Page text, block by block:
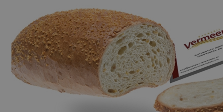
Google Privacy Policy